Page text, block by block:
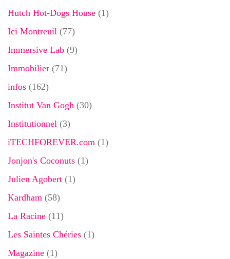
Hutch Hot-Dogs House (1)
Ici Montreuil (77)
Immersive Lab (9)
Immobilier (71)
infos (162)
Institut Van Gogh (30)
Institutionnel (3)
iTECHFOREVER.com (1)
Jonjon's Coconuts (1)
Julien Agobert (1)
Kardham (58)
La Racine (11)
Les Saintes Chéries (1)
Magazine (1)